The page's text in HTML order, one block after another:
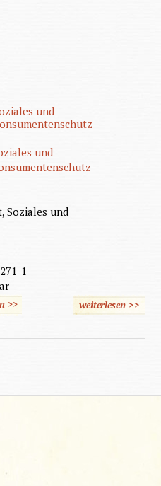
und
und
Soziales und
1
>> weiterlesen>>